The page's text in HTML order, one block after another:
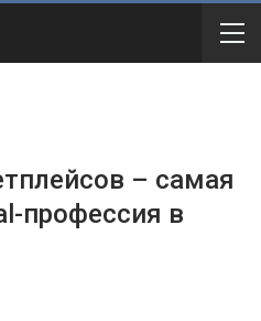
– самая
профессия в